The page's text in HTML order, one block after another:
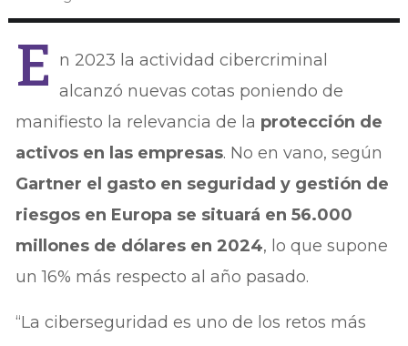
E n 2023 la actividad cibercriminal
alcanzó nuevas cotas poniendo de
manifiesto la relevancia de la protección de
activos en las empresas. No en vano, según
Gartner el gasto en seguridad y gestión de
riesgos en Europa se situará en 56.000
millones de dólares en 2024, lo que supone
un 16% más respecto al año pasado.
“La ciberseguridad es uno de los retos más